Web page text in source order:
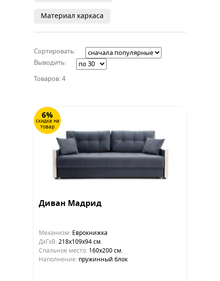
Материал каркаса
Сортировать:
Выводить:
Товаров: 4
6%
скидка на
товар
Диван Мадрид
Механизм: Еврокнижка
ДхГхВ: 218х109x94 см.
Cпальное место: 160х200 см.
Наполнение: пружинный блок